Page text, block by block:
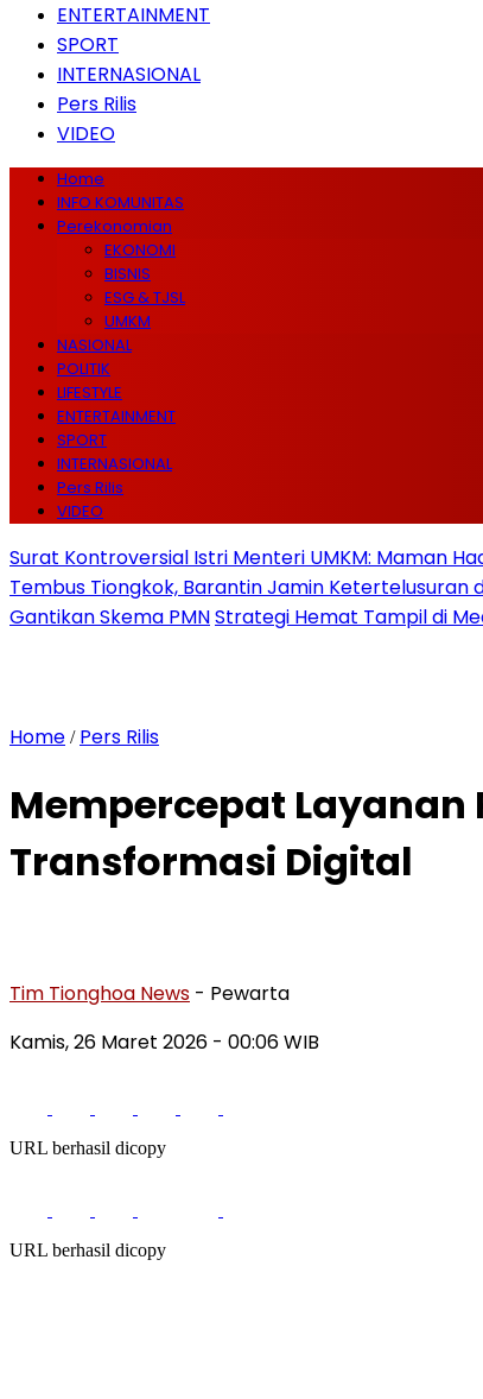
ENTERTAINMENT
SPORT
INTERNASIONAL
Pers Rilis
VIDEO
Home
INFO KOMUNITAS
Perekonomian
EKONOMI
BISNIS
ESG & TJSL
UMKM
NASIONAL
POLITIK
LIFESTYLE
ENTERTAINMENT
SPORT
INTERNASIONAL
Pers Rilis
VIDEO
Surat Kontroversial Istri Menteri UMKM: Maman
Tembus Tiongkok, Barantin Jamin Ketertelusuran
Gantikan Skema PMNStrategi Hemat Tampil di
Home / Pers Rilis
Mempercepat
Transformasi Digital
Tim Tionghoa News - Pewarta
Kamis, 26 Maret 2026 - 00:06 WIB
URL berhasil dicopy
URL berhasil dicopy